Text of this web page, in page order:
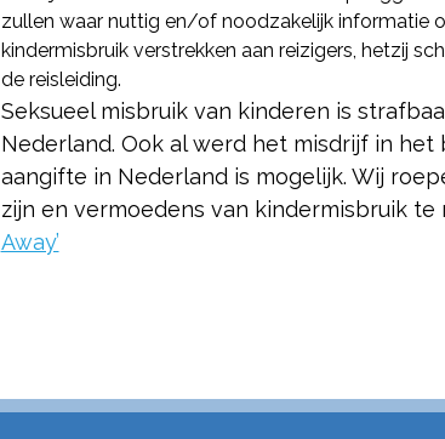
zullen waar nuttig en/of noodzakelijk informatie
kindermisbruik verstrekken aan reizigers, hetzij
de reisleiding.
Seksueel misbruik van kinderen is
Nederland. Ook al werd het misdrijf in het
aangifte in Nederland is mogelijk. Wij
zijn en vermoedens van kindermisbruik te
Away’